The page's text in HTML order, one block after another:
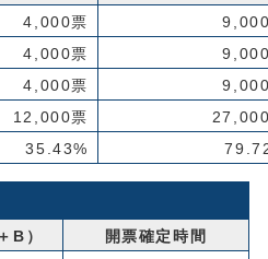
4,000票
4,000票
4,000票
12,000票
35.43%
B）
開票確定時間